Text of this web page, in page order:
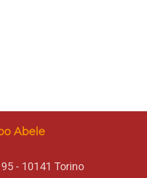
Abele
- 10141 Torino